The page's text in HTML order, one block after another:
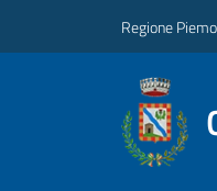
Regione